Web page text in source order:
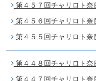
第４５７回チャリロト
第４５６回チャリロト
第４５５回チャリロト
第４４８回チャリロト
第４４７回チャリロト